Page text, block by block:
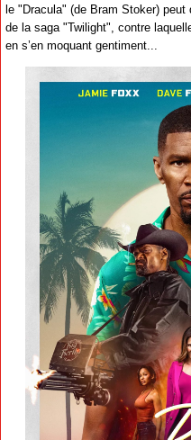
le "Dracula" (de Bram Stoker)
de la saga "Twilight", contre
en s’en moquant gentiment...